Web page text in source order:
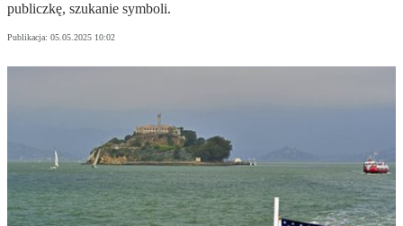
publiczkę, szukanie symboli.
Publikacja: 05.05.2025 10:02